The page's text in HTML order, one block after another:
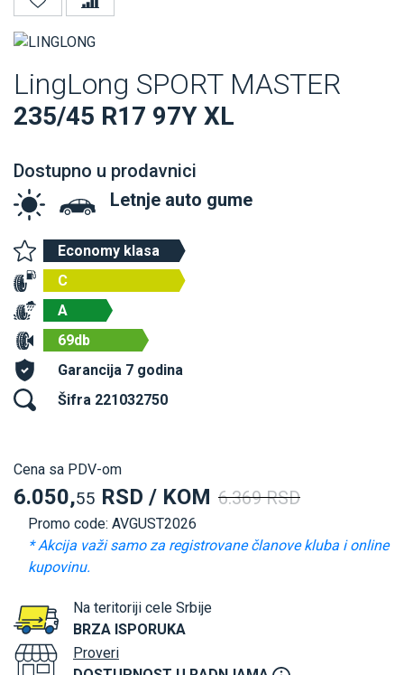
LingLong SPORT MASTER
235/45 R17 97Y XL
Dostupno u prodavnici
Letnje auto gume
Economy klasa
C
A
69db
Garancija 7 godina
Šifra 221032750
Cena sa PDV-om
6.050,55 RSD / KOM 6.369 RSD
Promo code: AVGUST2026
* Akcija važi samo za registrovane članove kluba i online
kupovinu.
Na teritoriji cele Srbije
BRZA ISPORUKA
Proveri